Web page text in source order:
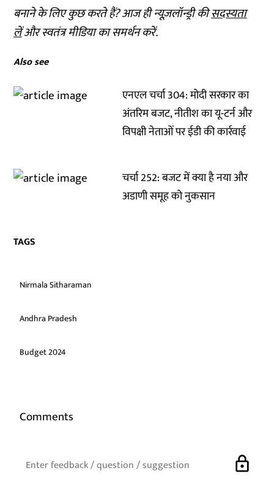
बनाने के लिए कुछ करते हैं? आज ही न्यूज़लॉन्ड्री कीसदस्यता
लेंऔर स्वतंत्र मीडिया का समर्थन करें.
Also see
एनएल चर्चा 304: मोदी सरकार का
अंतरिम बजट, नीतीश का यू-टर्न और
विपक्षी नेताओं पर ईडी की कार्रवाई
चर्चा 252: बजट में क्या है नया और
अडाणी समूह को नुकसान
TAGS
Nirmala Sitharaman
Andhra Pradesh
Budget 2024
Comments
lock